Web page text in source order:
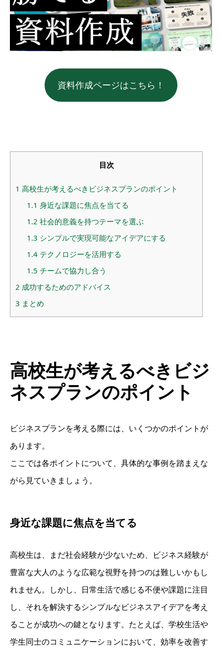
資料作成ページはこちら！
目次
1 高校生が考えるべきビジネスプランのポイント
1.1 身近な課題に焦点を当てる
1.2 社会的意義を持つテーマを選ぶ
1.3 シンプルで実現可能なアイデアにする
1.4テクノロジーを活用する
1.5 チームで協力し合う
2 成功するためのアドバイス
3 まとめ
高校生が考えるべきビジ
ネスプランのポイント
ビジネスプランを考える際には、いくつかのポイントが
あります。
ここでは各ポイントについて、具体的な事例を踏まえな
がら見ていきましょう。
身近な課題に焦点を当てる
高校生は、まだ社会経験が少ないため、ビジネス経験が
豊富な大人のような広範な視野を持つのは難しいかもし
れません。しかし、日常生活で感じる不便や課題に注目
し、それを解決するシンプルなビジネスアイデアを考え
ることが成功への鍵となります。たとえば、学校生活や
学生同士のコミュニケーションにおいて、効率を改善す